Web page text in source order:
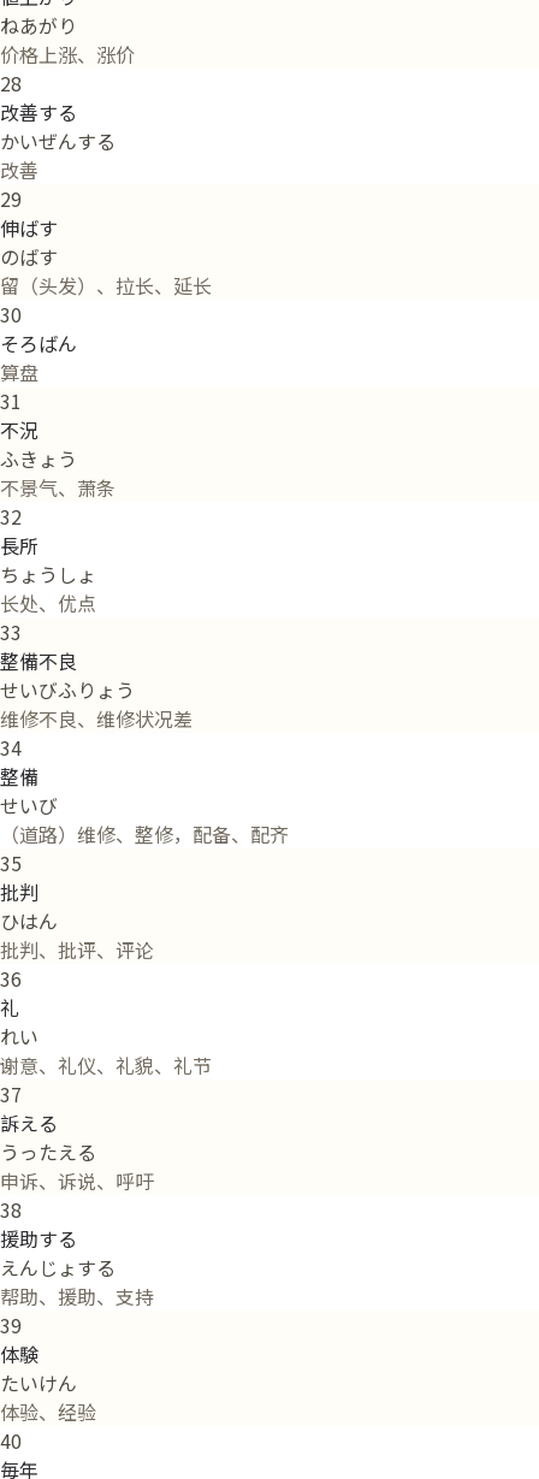
ねあがり
价格上涨、涨价
28
改善する
かいぜんする
改善
29
伸ばす
のばす
留（头发）、拉长、延长
30
そろばん
算盘
31
不況
ふきょう
不景气、萧条
32
長所
ちょうしょ
长处、优点
33
整備不良
せいびふりょう
维修不良、维修状况差
34
整備
せいび
（道路）维修、整修，配备、配齐
35
批判
ひはん
批判、批评、评论
36
礼
れい
谢意、礼仪、礼貌、礼节
37
訴える
うったえる
申诉、诉说、呼吁
38
援助する
えんじょする
帮助、援助、支持
39
体験
たいけん
体验、经验
40
毎年